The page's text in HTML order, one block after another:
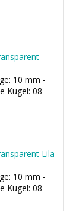
10 mm -
Kugel: 08
Lila
10 mm -
Kugel: 08